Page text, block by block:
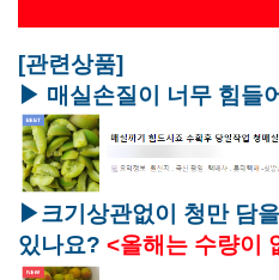
[관련상품]
▶ 매실손질이 너무 힘들
▶크기상관없이 청만 담
있나요? <올해는 수량이